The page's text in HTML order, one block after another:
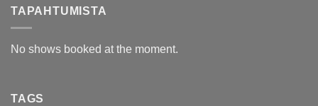
TAPAHTUMISTA
No shows booked at the moment.
TAGS